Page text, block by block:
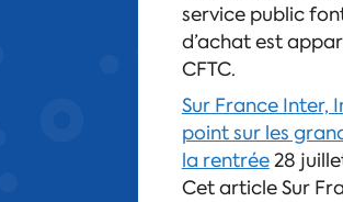
service public
d’achat est
CFTC.
Sur France Inter,
point sur les
la rentrée28
Cet article Sur